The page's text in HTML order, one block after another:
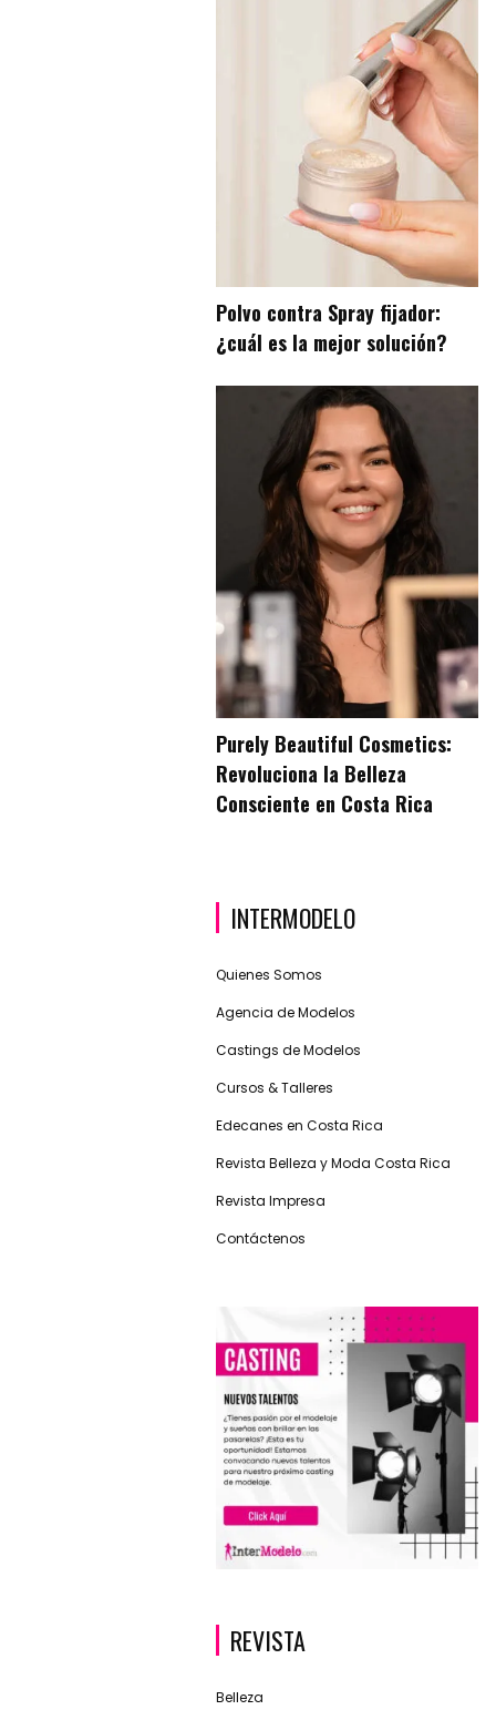
Polvo contra Spray fijador:
¿cuál es la mejor solución?
Purely Beautiful Cosmetics:
Revoluciona la Belleza
Consciente en Costa Rica
INTERMODELO
Quienes Somos
Agencia de Modelos
Castings de Modelos
Cursos & Talleres
Edecanes en Costa Rica
Revista Belleza y Moda Costa Rica
Revista Impresa
Contáctenos
REVISTA
Belleza